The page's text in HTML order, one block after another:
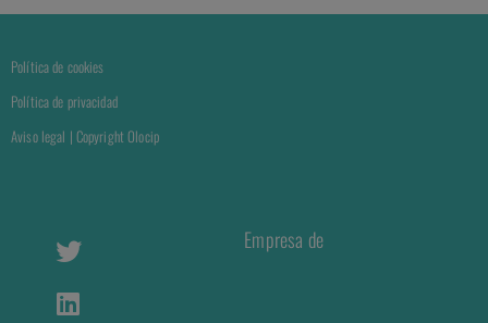
Política de cookies
Política de privacidad
Aviso legal | Copyright Olocip
Empresa de